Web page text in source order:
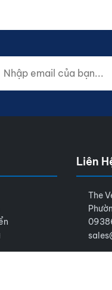
email của bạn...
(do not fill)
Liên
The